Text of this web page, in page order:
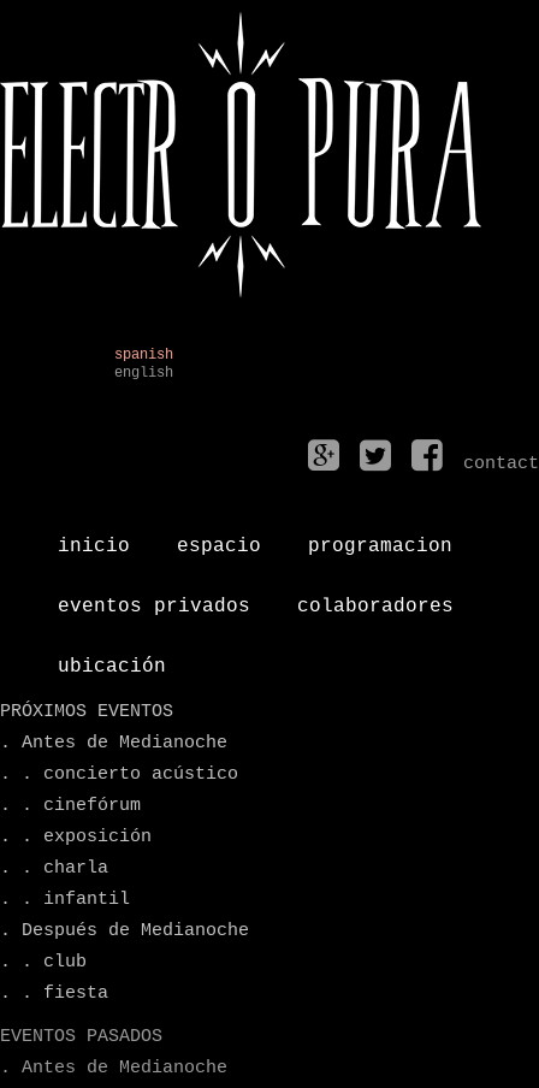
spanish
english
contact
inicio espacio programacion
eventos privados colaboradores
ubicación
PRÓXIMOS EVENTOS
. Antes de Medianoche
. . concierto acústico
. . cinefórum
. . exposición
. . charla
. . infantil
. Después de Medianoche
. . club
. . fiesta
EVENTOS PASADOS
. Antes de Medianoche